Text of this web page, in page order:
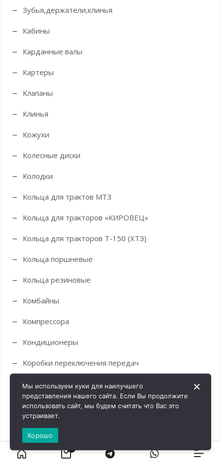
Зубья,держатели,клинья
Кабины
Карданные валы
Картеры
Клапаны
Клинья
Кожухи
Колесные диски
Колодки
Кольца для трактов МТЗ
Кольца для тракторов «КИРОВЕЦ»
Кольца для тракторов Т-150 (ХТЗ)
Кольца поршневые
Кольца резиновые
Комбайны
Компрессора
Кондиционеры
Коробки переключения передач
Корпус вала
Корпуса
Крестовины
Мы используем куки для наилучшего
представления нашего сайта. Если Вы продолжите
использовать сайт, мы будем считать что Вас это
устраивает.
Хорошо